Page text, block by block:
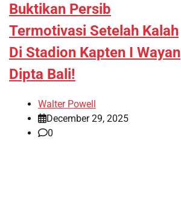
Buktikan Persib
Termotivasi Setelah Kalah
Di Stadion Kapten I Wayan
Dipta Bali!
Walter Powell
December 29, 2025
0